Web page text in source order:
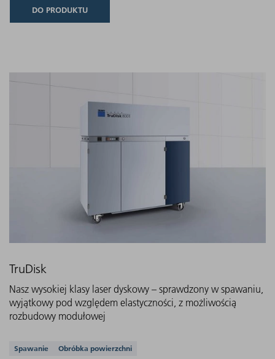
DO PRODUKTU
TruDisk
Nasz wysokiej klasy laser dyskowy – sprawdzony w spawaniu,
wyjątkowy pod względem elastyczności, z możliwością
rozbudowy modułowej
Obsługiwane aplikacje
Spawanie Obróbka powierzchni